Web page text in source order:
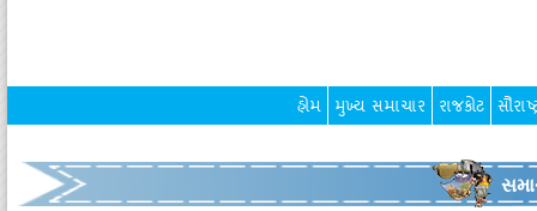
હોમ મુખ્ય સમાચાર રાજકોટ